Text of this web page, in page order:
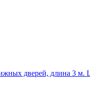
дверей, длина 3 м.